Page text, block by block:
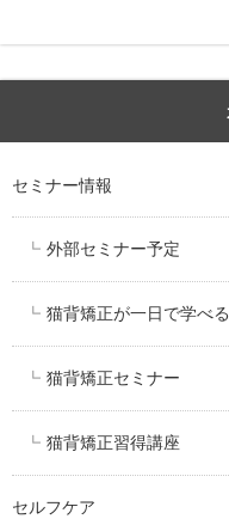
セミナー情報
外部セミナー予定
猫背矯正が一日で学べ
猫背矯正セミナー
猫背矯正習得講座
セルフケア